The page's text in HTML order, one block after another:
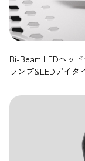
Bi-Beam LEDヘッ
ランプ&LEDデイタ